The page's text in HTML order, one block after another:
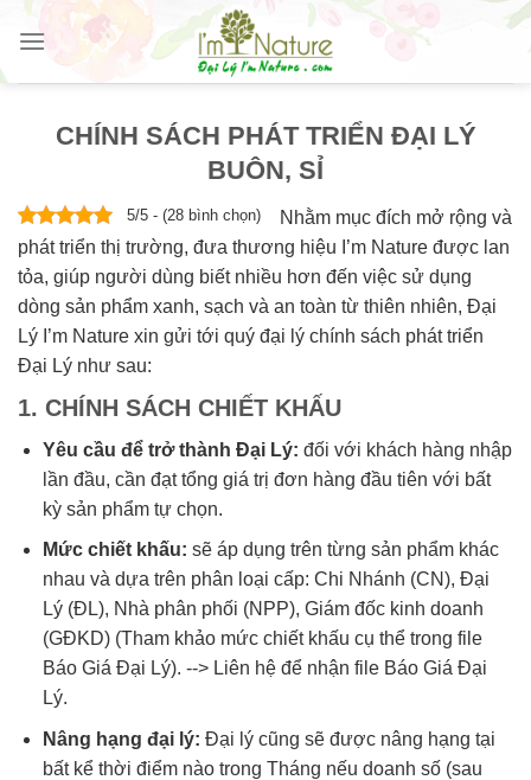
Skip
content
CHÍNH SÁCH PHÁT TRIỂN ĐẠI LÝ
BUÔN, SỈ
5/5 - (28 bình chọn)
Nhằm mục đích mở rộng và
phát triển thị trường, đưa thương hiệu I’m Nature được lan
tỏa, giúp người dùng biết nhiều hơn đến việc sử dụng
dòng sản phẩm xanh, sạch và an toàn từ thiên nhiên, Đại
Lý I’m Nature xin gửi tới quý đại lý chính sách phát triển
Đại Lý như sau:
1. CHÍNH SÁCH CHIẾT KHẤU
Yêu cầu để trở thành Đại Lý: đối với khách hàng nhập
lần đầu, cần đạt tổng giá trị đơn hàng đầu tiên với bất
kỳ sản phẩm tự chọn.
Mức chiết khấu: sẽ áp dụng trên từng sản phẩm khác
nhau và dựa trên phân loại cấp: Chi Nhánh (CN), Đại
Lý (ĐL), Nhà phân phối (NPP), Giám đốc kinh doanh
(GĐKD) (Tham khảo mức chiết khấu cụ thể trong file
Báo Giá Đại Lý). --> Liên hệ để nhận file Báo Giá Đại
Lý.
Nâng hạng đại lý: Đại lý cũng sẽ được nâng hạng tại
bất kể thời điểm nào trong Tháng nếu doanh số (sau